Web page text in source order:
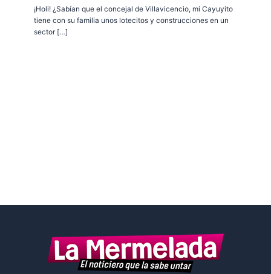
¡Holi! ¿Sabían que el concejal de Villavicencio, mi Cayuyito
tiene con su familia unos lotecitos y construcciones en un
sector […]